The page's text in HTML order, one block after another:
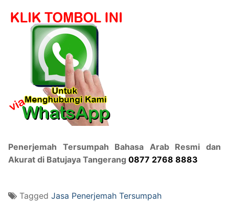
Penerjemah Tersumpah Bahasa Arab Resmi dan
Akurat di Batujaya Tangerang 0877 2768 8883
Tagged Jasa Penerjemah Tersumpah